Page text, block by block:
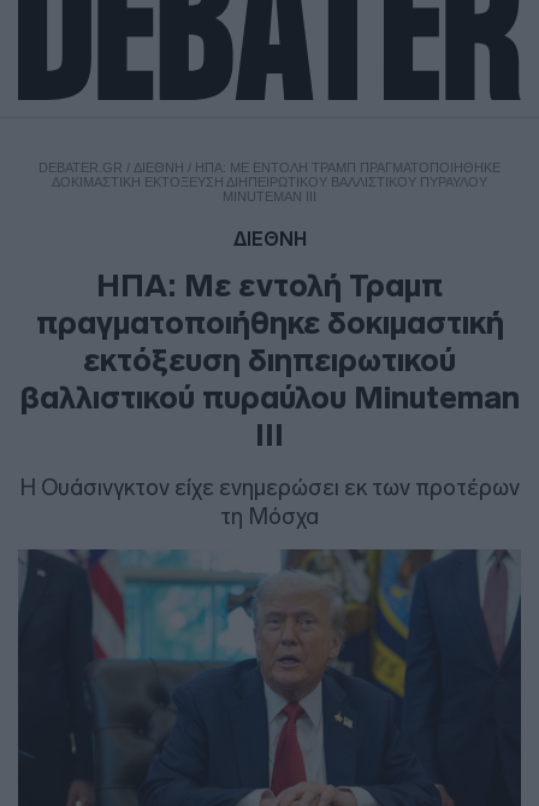
DEBATER.GR / ΔΙΕΘΝΗ / ΗΠΑ: ΜΕ ΕΝΤΟΛΉ ΤΡΑΜΠ ΠΡΑΓΜΑΤΟΠΟΙΉΘΗΚΕ
ΔΟΚΙΜΑΣΤΙΚΉ ΕΚΤΌΞΕΥΣΗ ΔΙΗΠΕΙΡΩΤΙΚΟΎ ΒΑΛΛΙΣΤΙΚΟΎ ΠΥΡΑΎΛΟΥ
MINUTEMAN III
ΔΙΕΘΝΗ
ΗΠΑ: Με εντολή Τραμπ
πραγματοποιήθηκε δοκιμαστική
εκτόξευση διηπειρωτικού
βαλλιστικού πυραύλου Minuteman
III
Η Ουάσινγκτον είχε ενημερώσει εκ των προτέρων
τη Μόσχα